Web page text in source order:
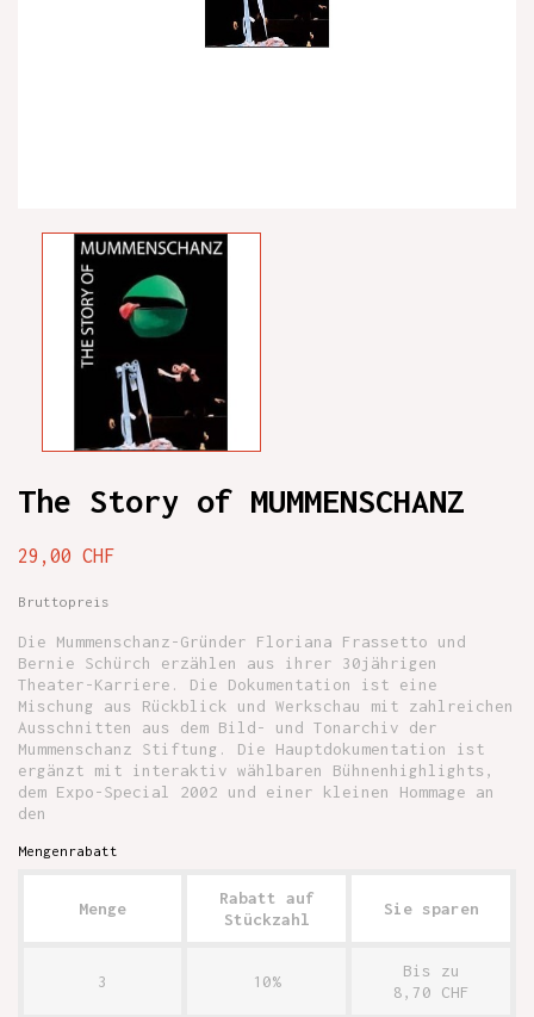
The Story of MUMMENSCHANZ
29,00 CHF
Bruttopreis
Die Mummenschanz-Gründer Floriana Frassetto und
Bernie Schürch erzählen aus ihrer 30jährigen
Theater-Karriere. Die Dokumentation ist eine
Mischung aus Rückblick und Werkschau mit zahlreichen
Ausschnitten aus dem Bild- und Tonarchiv der
Mummenschanz Stiftung. Die Hauptdokumentation ist
ergänzt mit interaktiv wählbaren Bühnenhighlights,
dem Expo-Special 2002 und einer kleinen Hommage an
den
Mengenrabatt
Menge
Rabatt auf
Stückzahl
Sie sparen
3 10%
Bis zu
8,70 CHF